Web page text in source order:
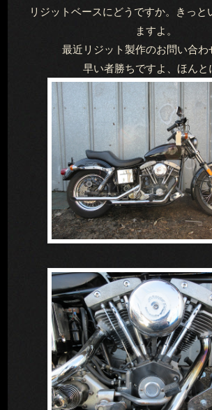
リジットベースにどうですか。きっと
ますよ。
最近リジット製作のお問い合わ
早い者勝ちですよ、ほんと